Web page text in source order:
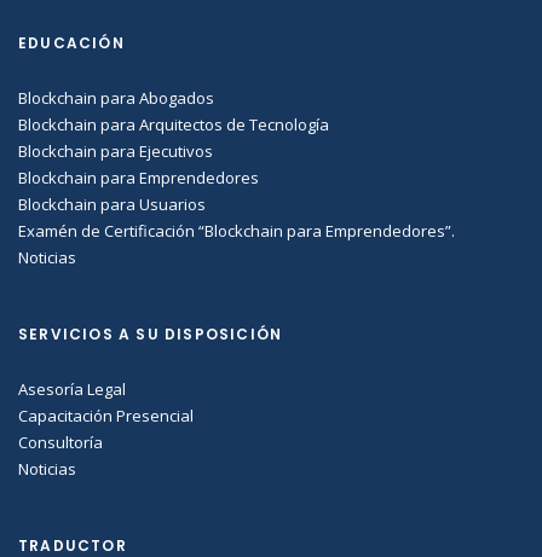
EDUCACIÓN
Blockchain para Abogados
Blockchain para Arquitectos de Tecnología
Blockchain para Ejecutivos
Blockchain para Emprendedores
Blockchain para Usuarios
Examén de Certificación “Blockchain para Emprendedores”.
Noticias
SERVICIOS A SU DISPOSICIÓN
Asesoría Legal
Capacitación Presencial
Consultoría
Noticias
TRADUCTOR